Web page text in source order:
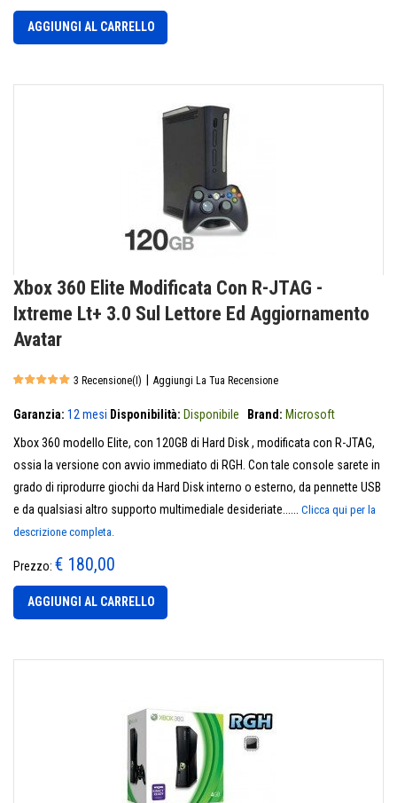
AGGIUNGI AL CARRELLO
Xbox 360 Elite Modificata Con R-JTAG -
Ixtreme Lt+ 3.0 Sul Lettore Ed Aggiornamento
Avatar
3 Recensione(i) Aggiungi La Tua Recensione
Garanzia: 12 mesi Disponibilità: Disponibile Brand: Microsoft
Xbox 360 modello Elite, con 120GB di Hard Disk , modificata con R-JTAG,
ossia la versione con avvio immediato di RGH. Con tale console sarete in
grado di riprodurre giochi da Hard Disk interno o esterno, da pennette USB
e da qualsiasi altro supporto multimediale desideriate...... Clicca qui per la
descrizione completa.
Prezzo: € 180,00
AGGIUNGI AL CARRELLO